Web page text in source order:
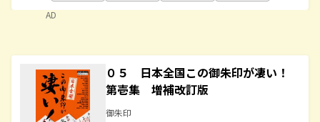
AD
０５ 日本全国この御朱印が凄い！
第壱集 増補改訂版
御朱印